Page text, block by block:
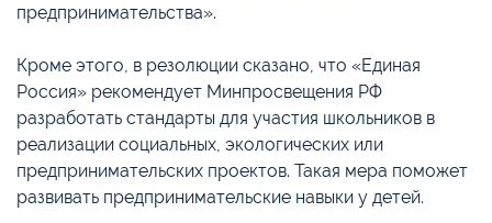
предпринимательства».
Кроме этого, в резолюции сказано, что «Единая
Россия» рекомендует Минпросвещения РФ
разработать стандарты для участия школьников в
реализации социальных, экологических или
предпринимательских проектов. Такая мера поможет
развивать предпринимательские навыки у детей.